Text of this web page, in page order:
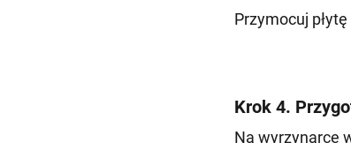
Przymocuj
Krok 4.
Na wyrzynarce